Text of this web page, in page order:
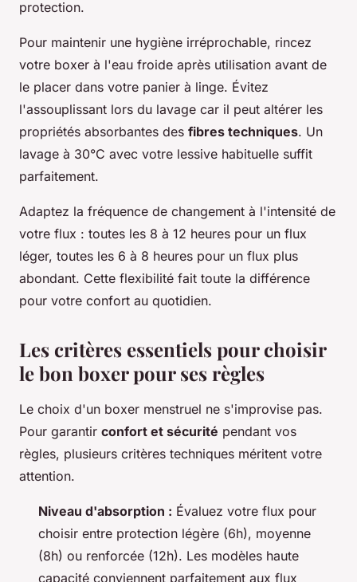
protection.
Pour maintenir une hygiène irréprochable, rincez
votre boxer à l'eau froide après utilisation avant de
le placer dans votre panier à linge. Évitez
l'assouplissant lors du lavage car il peut altérer les
propriétés absorbantes des fibres techniques. Un
lavage à 30°C avec votre lessive habituelle suffit
parfaitement.
Adaptez la fréquence de changement à l'intensité de
votre flux : toutes les 8 à 12 heures pour un flux
léger, toutes les 6 à 8 heures pour un flux plus
abondant. Cette flexibilité fait toute la différence
pour votre confort au quotidien.
Les critères essentiels pour choisir
le bon boxer pour ses règles
Le choix d'un boxer menstruel ne s'improvise pas.
Pour garantir confort et sécurité pendant vos
règles, plusieurs critères techniques méritent votre
attention.
Niveau d'absorption : Évaluez votre flux pour
choisir entre protection légère (6h), moyenne
(8h) ou renforcée (12h). Les modèles haute
capacité conviennent parfaitement aux flux